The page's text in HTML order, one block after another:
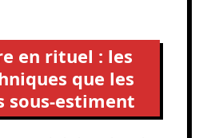
en rituel : les
que les
sous-estiment